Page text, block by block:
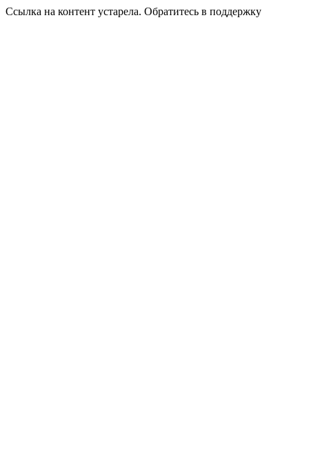
Ссылка на контент устарела. Обратитесь в поддержку